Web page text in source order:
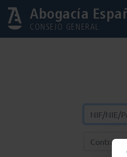
Abogacía
CONSEJO GENERAL